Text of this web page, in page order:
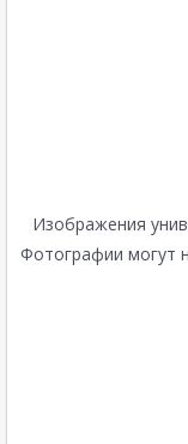
Изображения
Фотографии могут